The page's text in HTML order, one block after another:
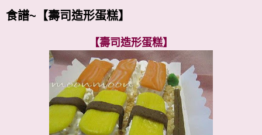
食譜~【壽司造形蛋糕】
【壽司造形蛋糕】